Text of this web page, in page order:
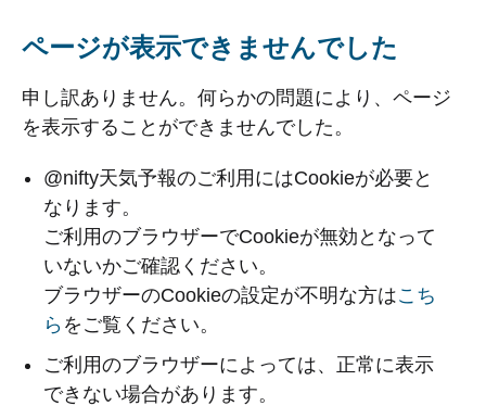
ページが表示できませんでした
申し訳ありません。何らかの問題により、ページ
を表示することができませんでした。
@nifty天気予報のご利用にはCookieが必要と
なります。
ご利用のブラウザーでCookieが無効となって
いないかご確認ください。
ブラウザーのCookieの設定が不明な方はこち
ら をご覧ください。
ご利用のブラウザーによっては、正常に表示
できない場合があります。